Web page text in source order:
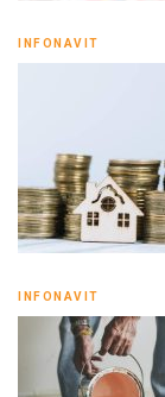
INFONAVIT
INFONAVIT